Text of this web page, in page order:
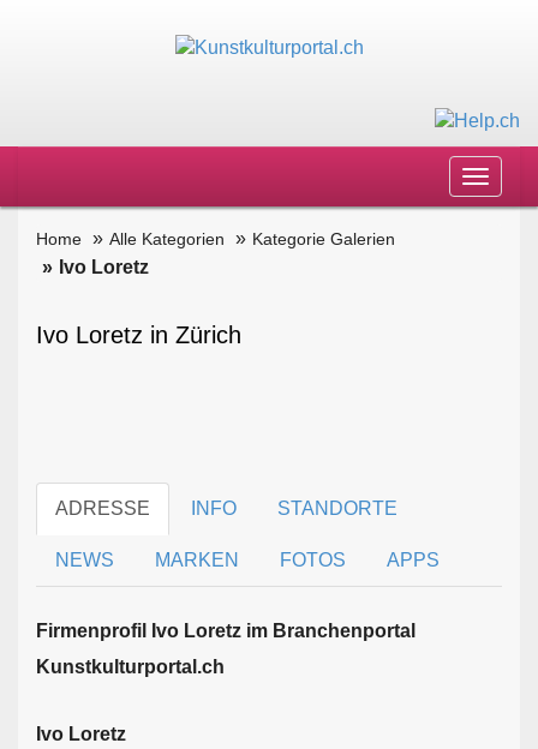
Toggle
Home Alle Kategorien Kategorie Galerien
Ivo Loretz
Ivo Loretz in Zürich
ADRESSE INFO STANDORTE
NEWS MARKEN FOTOS APPS
Firmen­profil Ivo Loretz im Branchen­portal
Kunstkulturportal.ch
Ivo Loretz